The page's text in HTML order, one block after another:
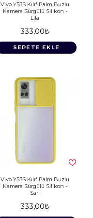
Vivo Y53S Kılıf Palm Buzlu
Kamera Sürgülü Silikon -
Lila
333,00₺
SEPETE EKLE
Vivo Y53S Kılıf Palm Buzlu
Kamera Sürgülü Silikon -
Sarı
333,00₺